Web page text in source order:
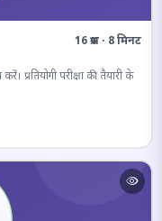
16 प्रश्न · 8 मिनट
प्रतियोगी परीक्षा की तैयारी के